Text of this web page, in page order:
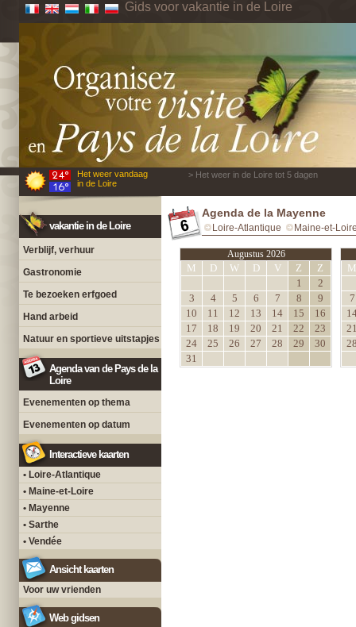
Gids voor vakantie in de Loire
Het weer vandaag
in de Loire
> Het weer in de Loire tot 5 dagen
vakantie in de Loire
Verblijf, verhuur
Gastronomie
Te bezoeken erfgoed
Hand arbeid
Natuur en sportieve uitstapjes
Agenda van de Pays de la
Loire
Evenementen op thema
Evenementen op datum
Interactieve kaarten
• Loire-Atlantique
• Maine-et-Loire
• Mayenne
• Sarthe
• Vendée
Ansicht kaarten
Voor uw vrienden
Web gidsen
Agenda de la Mayenne
Loire-Atlantique Maine-et-
Augustus 2026
M D W D V Z
Z
1
2
3
4 5 6 7 8
9
10
11 12 13 14 15
16
17
18 19 20 21 22
23
24
25 26 27 28 29
30
31
M
7